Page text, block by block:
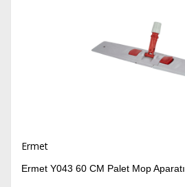
Ermet
Ermet Y043 60 CM Palet Mop Aparatı